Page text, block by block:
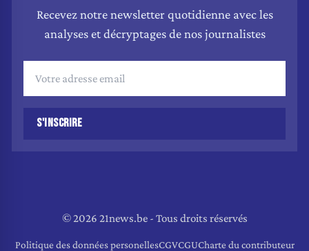
Recevez notre newsletter quotidienne avec les
analyses et décryptages de nos journalistes
S'INSCRIRE
© 2026 21news.be - Tous droits réservés
Politique des données personellesCGVCGUCharte du contributeur